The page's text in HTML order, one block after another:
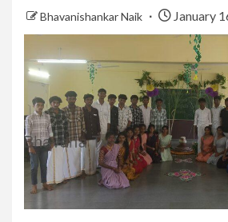
Bhavanishankar Naik January